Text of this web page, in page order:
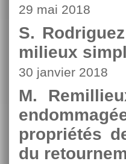
29 mai 2018
S.
milieux
30 janvier 2018
M.
propriétés
du